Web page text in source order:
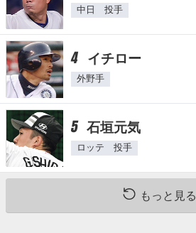
中日 投手
4 イチロー
外野手
5 石垣元気
ロッテ 投手
もっと見る